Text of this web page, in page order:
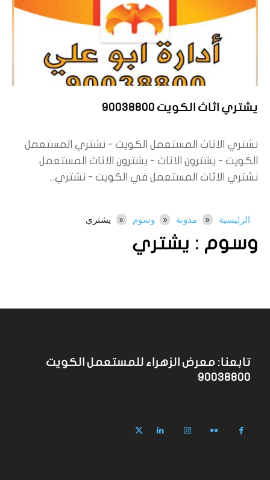
وسوم : يشتري
الرئيسية مدونة وسوم يشتري
يشتري اثاث الكويت 90038800
نشتري الاثاث المستعمل الكويت - نشتري المستعمل
الكويت - يشترون الاثاث - يشترون الاثاث المستعمل
نشتري الاثاث المستعمل في الكويت - نشتري...
تابعنا: معرض الزهراء للمستعمل الكويت
90038800